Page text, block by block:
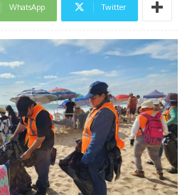
WhatsApp Twitter